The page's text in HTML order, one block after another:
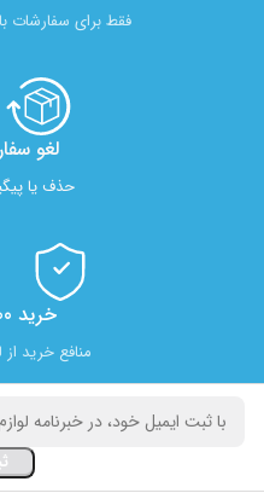
فقط برای سفارشات
لغو
حذف یا
خرید 100% ایمن
منافع خرید از